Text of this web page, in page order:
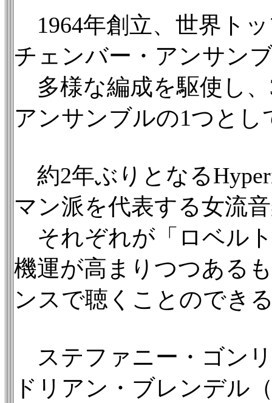
1964年創立、世界ト
チェンバー・アンサン
多様な編成を駆使し、
アンサンブルの1つと
約2年ぶりとなる
マン派を代表する女流
それぞれが「ロベル
機運が高まりつつある
ンスで聴くことのでき
ステファニー・ゴン
ドリアン・ブレンデル